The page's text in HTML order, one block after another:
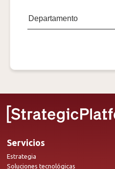
Servicios
Estrategia
Soluciones tecnológicas